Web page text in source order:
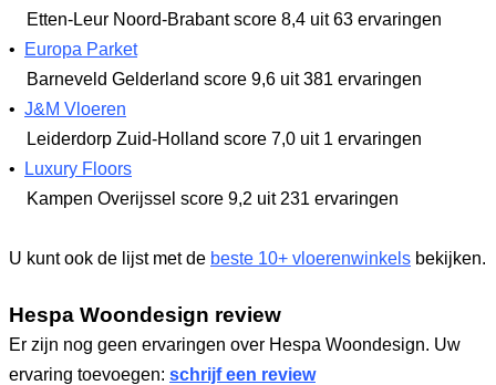
Etten-Leur Noord-Brabantscore 8,4 uit 63 ervaringen
•
Europa Parket
Barneveld Gelderland score 9,6 uit 381 ervaringen
• J&M Vloeren
Leiderdorp Zuid-Holland score 7,0 uit 1 ervaringen
•
Luxury Floors
Kampen Overijssel score 9,2 uit 231 ervaringen
U kunt ook de lijst met de beste 10+ vloerenwinkels bekijken.
Hespa Woondesign review
Er zijn nog geen ervaringen over Hespa Woondesign. Uw
ervaring toevoegen: schrijf een review